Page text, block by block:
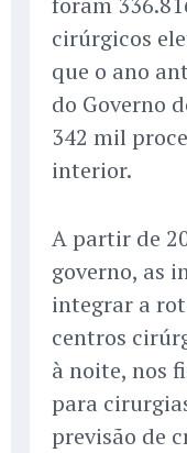
cirúrgicos
que o ano
do Governo
342 mil
interior.
A partir de
governo, as
integrar a
centros
à noite, nos
para
previsão de